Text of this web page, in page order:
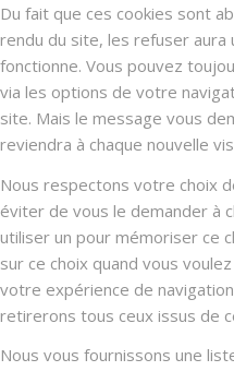
Du fait que ces cookies sont
rendu du site, les refuser aura
fonctionne. Vous pouvez
via les options de votre
site. Mais le message vous
reviendra à chaque nouvelle
Nous respectons votre choix
éviter de vous le demander à
utiliser un pour mémoriser ce
sur ce choix quand vous
votre expérience de
retirerons tous ceux issus de
Nous vous fournissons une